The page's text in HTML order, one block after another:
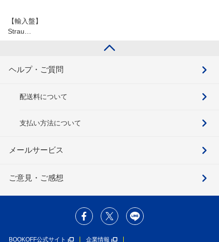
【輸入盤】
Strau…
ヘルプ・ご質問
配送料について
支払い方法について
メールサービス
ご意見・ご感想
BOOKOFF公式サイト 企業情報